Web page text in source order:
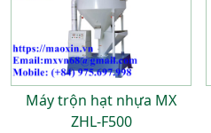
Máy trộn hạt nhựa MX
ZHL-F500